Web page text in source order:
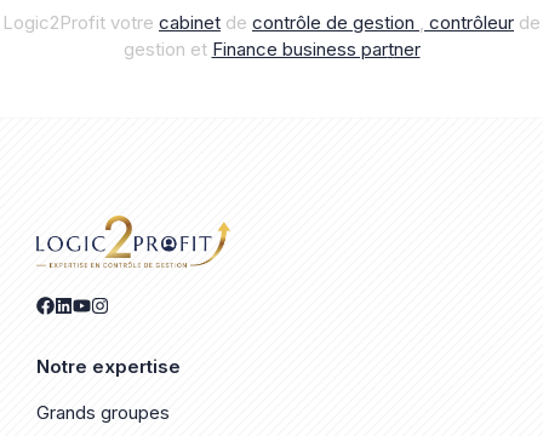
Logic2Profit votre cabinet de contrôle de gestion , contrôleur de
gestion et Finance business partner
Notre expertise
Grands groupes